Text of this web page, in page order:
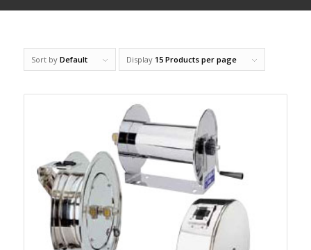
Sort by Default Display 15 Products per page